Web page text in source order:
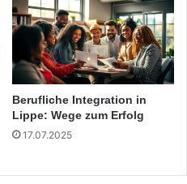
Berufliche Integration in
Lippe: Wege zum Erfolg
17.07.2025